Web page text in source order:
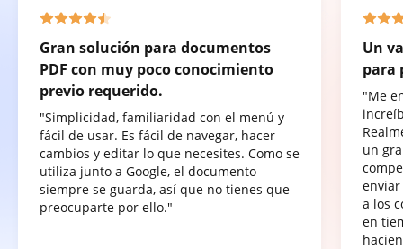
Gran solución para documentos
PDF con muy poco conocimiento
previo requerido.
"Simplicidad, familiaridad con el menú y
fácil de usar. Es fácil de navegar, hacer
cambios y editar lo que necesites. Como se
utiliza junto a Google, el documento
siempre se guarda, así que no tienes que
preocuparte por ello."
Un
para
"Me
un
a los
en